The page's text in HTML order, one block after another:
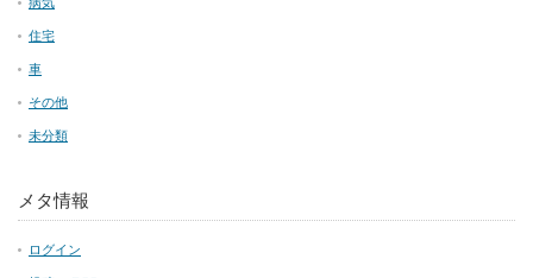
住宅
車
その他
未分類
メタ情報
ログイン